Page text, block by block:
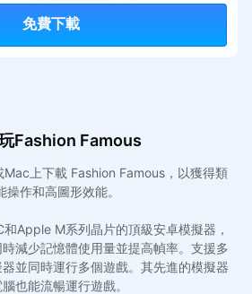
免費下載
Fashion Famous
上下載 Fashion Famous，以獲得類
作和高圖形效能。
Apple M系列晶片的頂級安卓模擬器，
減少記憶體使用量並提高幀率。支援多
並同時運行多個遊戲。其先進的模擬器
也能流暢運行遊戲。